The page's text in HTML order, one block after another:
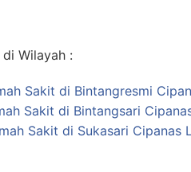
Wilayah :
Sakit di Bintangresmi
Sakit di Bintangsari
Sakit di Sukasari Cipanas